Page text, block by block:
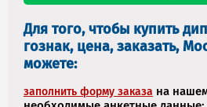
Для того, чтобы купить
гознак, цена, заказать,
можете:
заполнить форму заказа на